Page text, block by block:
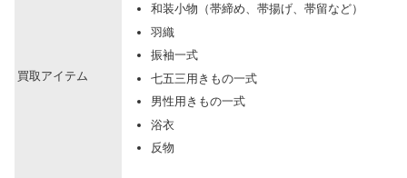
買取アイテム
和装小物（帯締め、帯揚げ、帯留など）
羽織
振袖一式
七五三用きもの一式
男性用きもの一式
浴衣
反物